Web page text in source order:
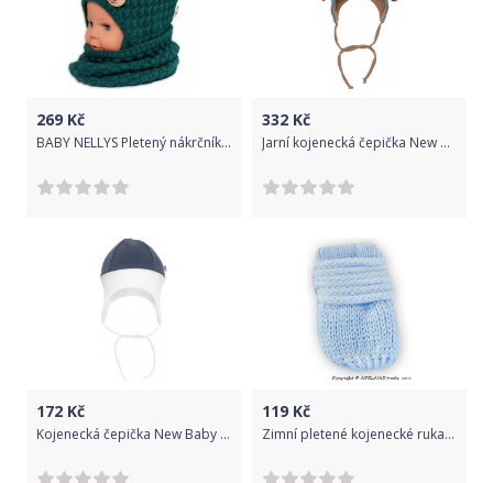
269 Kč
BABY NELLYS Pletený nákrčník/komínek - zelený
332 Kč
Jarní kojenecká čepička New Baby Special One modrá, Modrá, 62 (3-6m)
172 Kč
Kojenecká čepička New Baby The Best grafitová, Šedá, 62 (3-6m)
119 Kč
Zimní pletené kojenecké rukavičky - sv. modré